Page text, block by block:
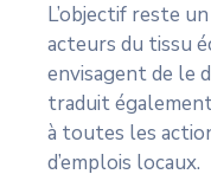
L’objectif reste
acteurs du tissu
envisagent de le
traduit
à toutes les
d’emplois locaux.